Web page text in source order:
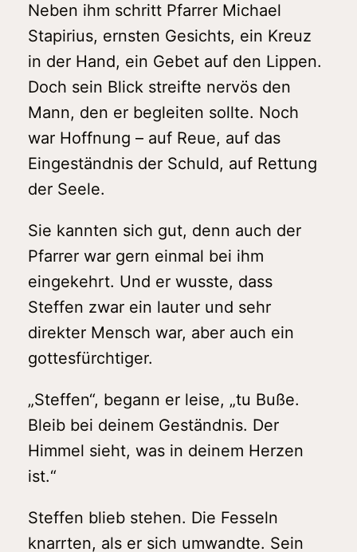
Neben ihm schritt Pfarrer Michael
Stapirius, ernsten Gesichts, ein Kreuz
in der Hand, ein Gebet auf den Lippen.
Doch sein Blick streifte nervös den
Mann, den er begleiten sollte. Noch
war Hoffnung – auf Reue, auf das
Eingeständnis der Schuld, auf Rettung
der Seele.
Sie kannten sich gut, denn auch der
Pfarrer war gern einmal bei ihm
eingekehrt. Und er wusste, dass
Steffen zwar ein lauter und sehr
direkter Mensch war, aber auch ein
gottesfürchtiger.
„Steffen“, begann er leise, „tu Buße.
Bleib bei deinem Geständnis. Der
Himmel sieht, was in deinem Herzen
ist.“
Steffen blieb stehen. Die Fesseln
knarrten, als er sich umwandte. Sein